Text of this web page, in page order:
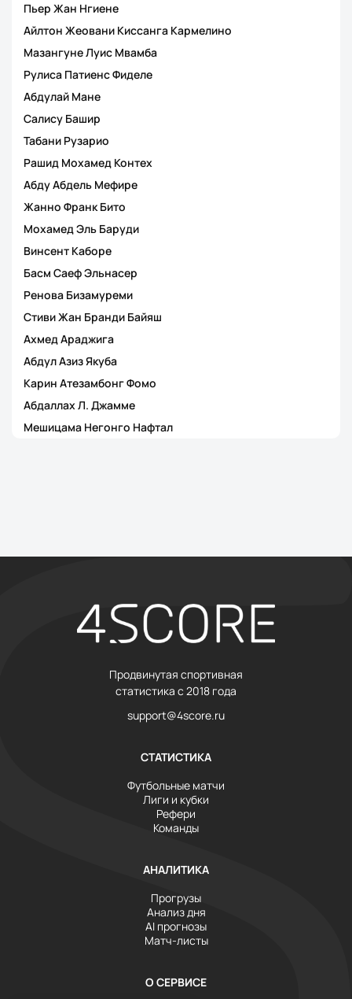
Пьер Жан Нгиене
Айлтон Жеовани Киссанга Кармелино
Мазангуне Луис Мвамба
Рулиса Патиенс Фиделе
Абдулай Мане
Салису Башир
Табани Рузарио
Рашид Мохамед Контех
Абду Абдель Мефире
Жанно Франк Бито
Мохамед Эль Баруди
Винсент Каборе
Басм Саеф Эльнасер
Ренова Бизамуреми
Стиви Жан Бранди Байяш
Ахмед Араджига
Абдул Азиз Якуба
Карин Атезамбонг Фомо
Абдаллах Л. Джамме
Мешицама Негонго Нафтал
Продвинутая спортивная
статистика с 2018 года
support@4score.ru
СТАТИСТИКА
Футбольные матчи
Лиги и кубки
Рефери
Команды
АНАЛИТИКА
Прогрузы
Анализ дня
AI прогнозы
Матч-листы
О СЕРВИСЕ